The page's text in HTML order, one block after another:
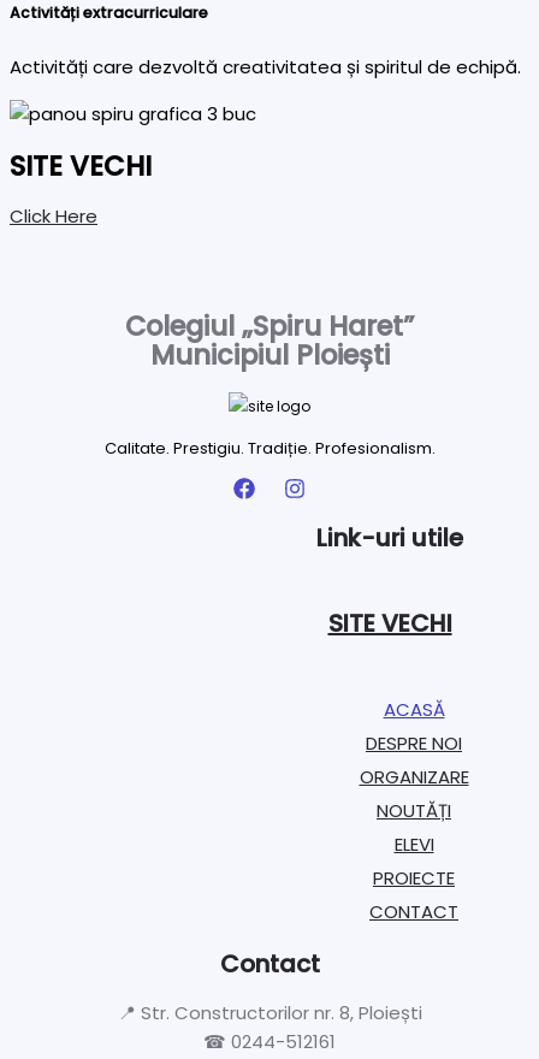
Activități extracurriculare
Activități care dezvoltă creativitatea și spiritul de echipă.
SITE VECHI
Click Here
Colegiul „Spiru Haret”
Municipiul Ploiești
Calitate. Prestigiu. Tradiție. Profesionalism.
Link-uri utile
SITE VECHI
ACASĂ
DESPRE NOI
ORGANIZARE​
NOUTĂȚI
ELEVI
PROIECTE​
CONTACT
Contact
📍 Str. Constructorilor nr. 8, Ploiești
☎ 0244-512161